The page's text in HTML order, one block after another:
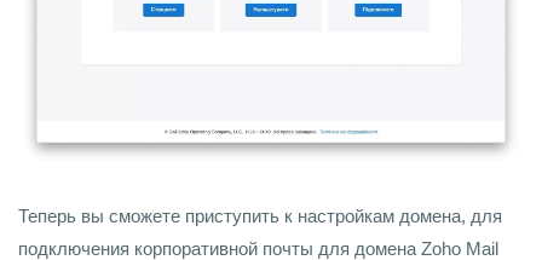
Теперь вы сможете приступить к настройкам домена, для
подключения корпоративной почты для домена Zoho Mail